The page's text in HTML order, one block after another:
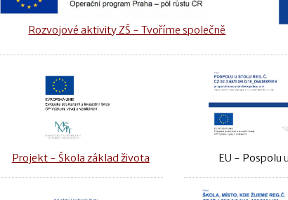
Rozvojové aktivity ZŠ - Tvoříme společně
Projekt - Škola základ života EU - Pospolu